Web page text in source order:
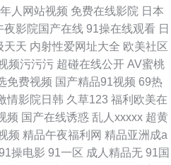
人网站视频 免费在线影院 日本
夜影院国产在线 91操在线观看 日
天天 内射性爱网址大全 欧美社区
频污污污 超碰在线公开 AV蜜桃
免费视频 国产精品91视频 69热
情影院日韩 久草123 福利欧美在
频 国产在线诱惑 乱人xxxxx 超黄
频 精品午夜福利网 精品亚洲成a
91操电影 91一区 成人精品无 91国